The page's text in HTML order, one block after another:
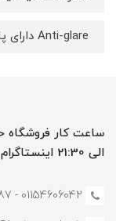
Anti-glare دارای پایه قابل تنظیم
الی 21:30 اینستاگرام karinopardaz@
01154606042 - 09300376287